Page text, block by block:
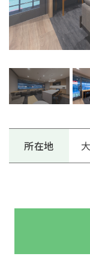
所在地